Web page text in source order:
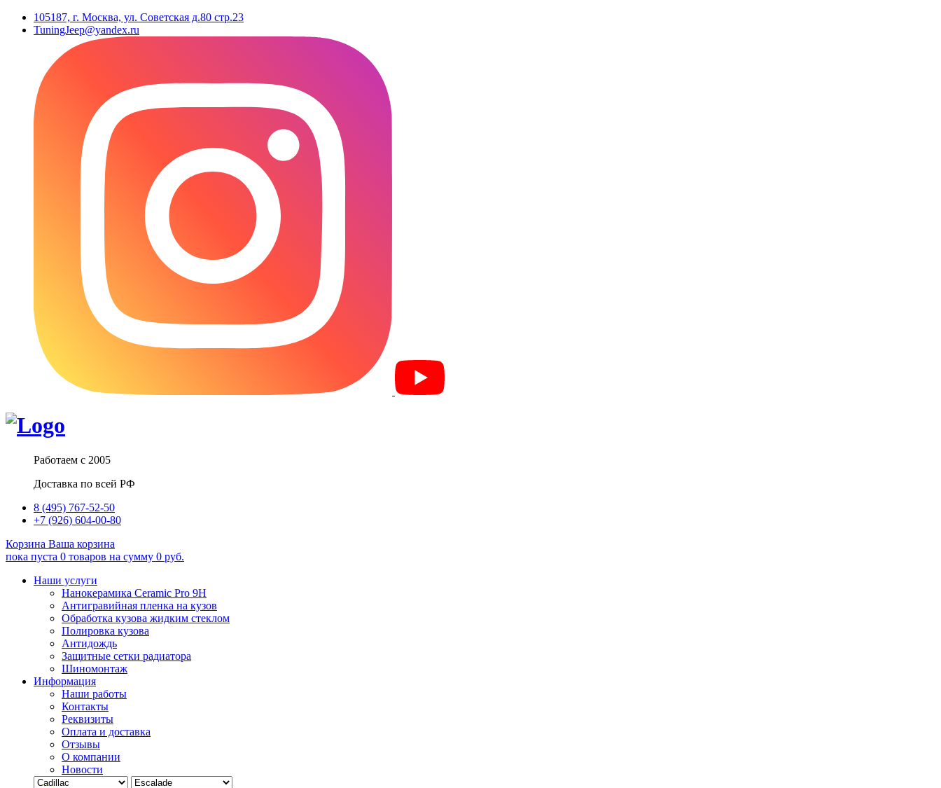
105187, г. Москва, ул. Советская д.80 стр.23
TuningJeep@yandex.ru
Работаем с 2005
Доставка по всей РФ
8 (495) 767-52-50
+7 (926) 604-00-80
Корзина Ваша корзина
пока пуста 0 товаров на сумму 0 руб.
Наши услуги
Нанокерамика Ceramic Pro 9H
Антигравийная пленка на кузов
Обработка кузова жидким стеклом
Полировка кузова
Антидождь
Защитные сетки радиатора
Шиномонтаж
Информация
Наши работы
Контакты
Реквизиты
Оплата и доставка
Отзывы
О компании
Новости